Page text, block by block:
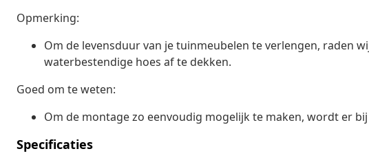
Opmerking:
Om de levensduur van je tuinmeubelen te verlengen, raden
waterbestendige hoes af te dekken.
Goed om te weten:
Om de montage zo eenvoudig mogelijk te maken, wordt er
Specificaties